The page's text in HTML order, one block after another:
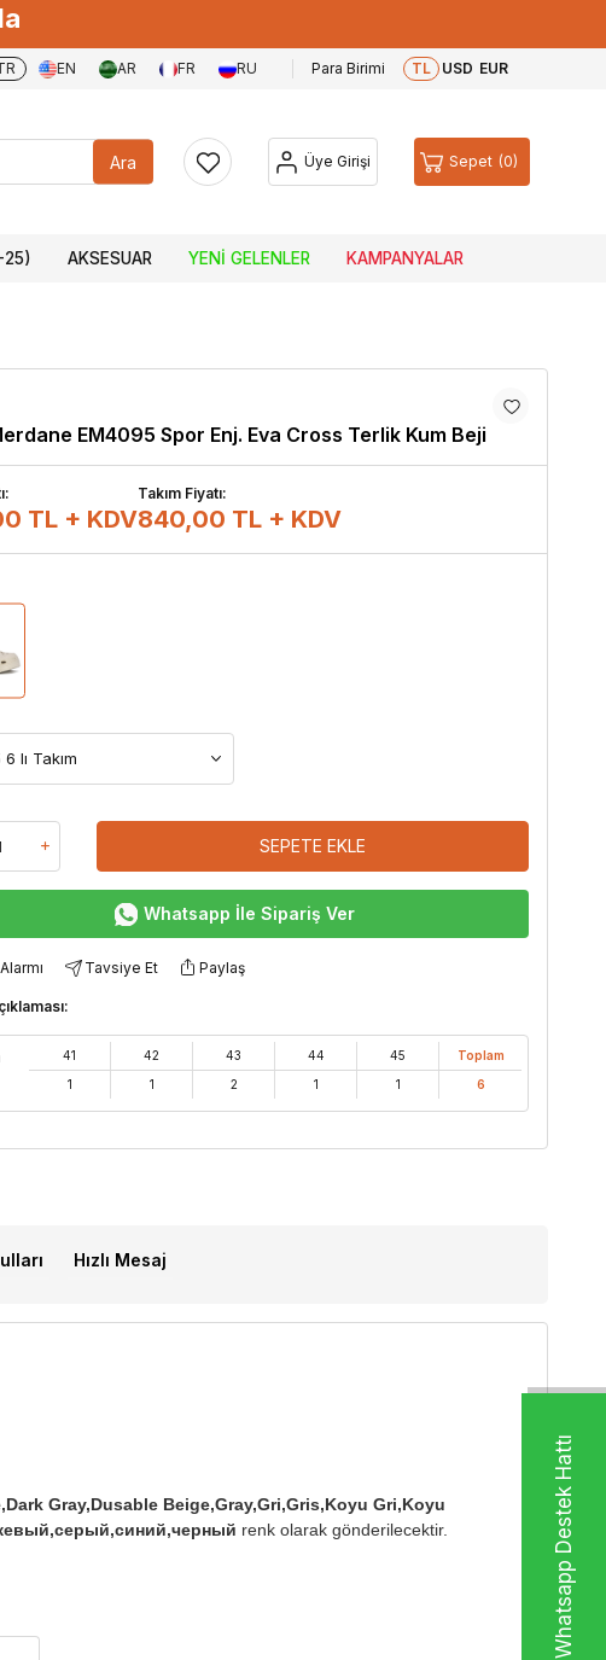
Whatsapp Destek Hattı
EN AR FR RU Para Birimi TL USD EUR
Ara Üye Girişi Sepet 0
25) AKSESUAR YENI GELENLER KAMPANYALAR
EM4095 Spor Enj. Eva Cross Terlik Kum Beji
TL + KDV
Takım Fiyatı:
840,00 TL + KDV
SEPETE EKLE
Whatsapp İle Sipariş Ver
Tavsiye Et Paylaş
41
1
42
1
43
2
44
1
45
1
Toplam
6
Hızlı Mesaj
Gray,Dusable Beige,Gray,Gri,Gris,Koyu Gri,Koyu
renk olarak gönderilecektir.